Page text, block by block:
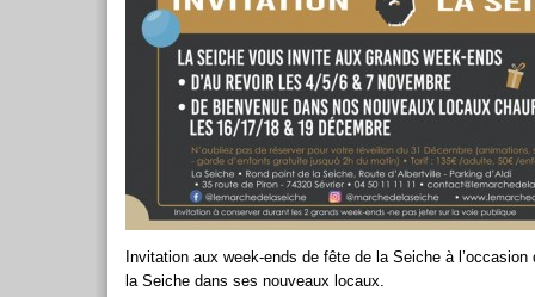
Invitation aux week-ends de fête de la Seiche à l’occasion
la Seiche dans ses nouveaux locaux.